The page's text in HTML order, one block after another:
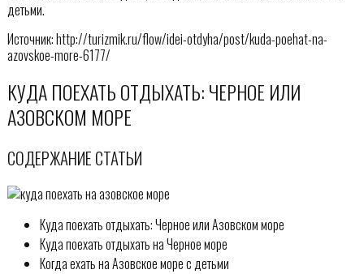
детьми.
Источник: http://turizmik.ru/flow/idei-otdyha/post/kuda-poehat-na-
azovskoe-more-6177/
КУДА ПОЕХАТЬ ОТДЫХАТЬ: ЧЕРНОЕ ИЛИ
АЗОВСКОМ МОРЕ
СОДЕРЖАНИЕ СТАТЬИ
Куда поехать отдыхать: Черное или Азовском море
Куда поехать отдыхать на Черное море
Когда ехать на Азовское море с детьми